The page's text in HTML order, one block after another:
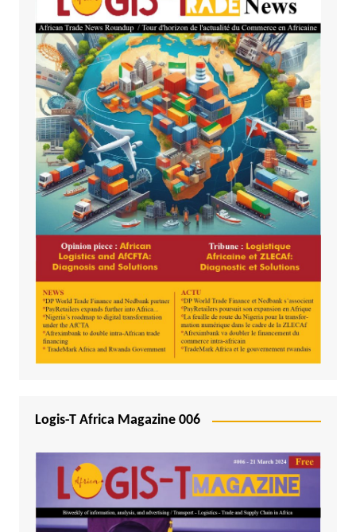
Logis-T Africa Magazine 006